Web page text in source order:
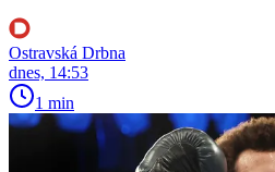
Ostravská Drbna
dnes, 14:53
1 min